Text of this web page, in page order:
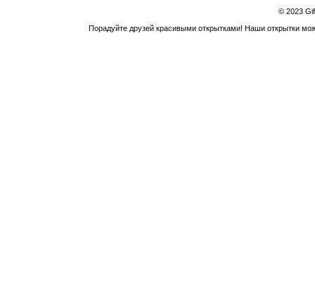
© 2023
Порадуйте друзей красивыми открытками! Наши открытки